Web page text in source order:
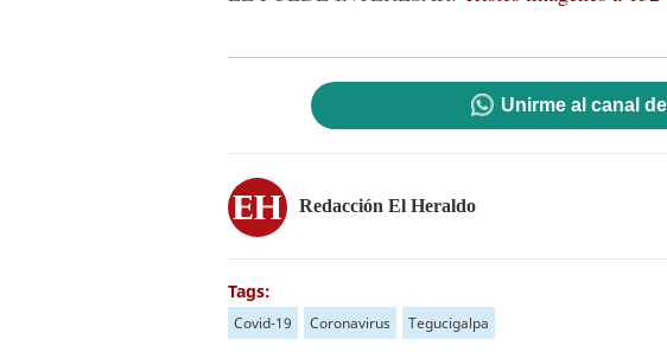
Unirme al canal
Redacción El Heraldo
Tags:
Covid-19 Coronavirus Tegucigalpa